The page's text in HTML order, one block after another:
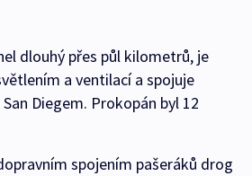
dlouhý přes půl kilometrů, je
a ventilací a spojuje
Diegem. Prokopán byl 12
spojením pašeráků drog